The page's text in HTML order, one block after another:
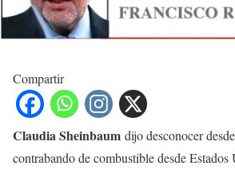
Compartir
Claudia Sheinbaum dijo desconocer
contrabando de combustible desde